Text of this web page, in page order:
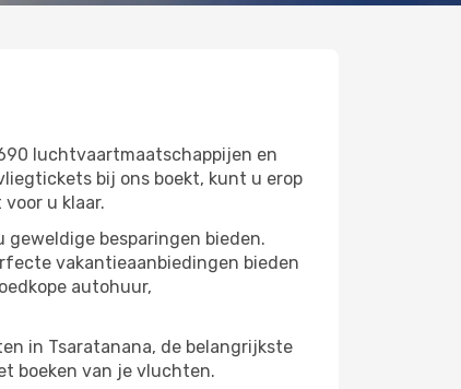
luchtvaartmaatschappijen en
bij ons boekt, kunt u erop
u klaar.
besparingen bieden.
vakantieaanbiedingen bieden
autohuur,
in Tsaratanana, de belangrijkste
boeken van je vluchten.